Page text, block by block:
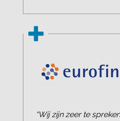
“Wij zijn zeer te